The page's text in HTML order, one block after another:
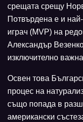
срещата срещу
Потвърдена е и
играч (MVP) на
Александър
изключително
Освен това
процес на
също попада в
американски